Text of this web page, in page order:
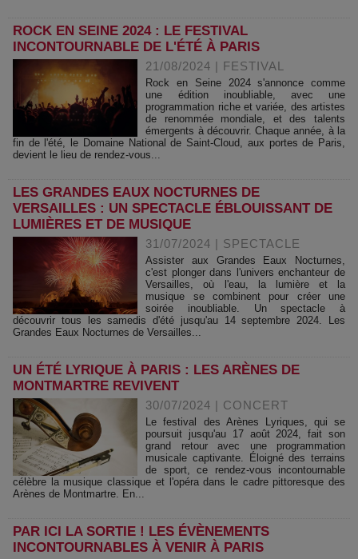
ROCK EN SEINE 2024 : LE FESTIVAL
INCONTOURNABLE DE L'ÉTÉ À PARIS
21/08/2024 | FESTIVAL
Rock en Seine 2024 s'annonce comme
une édition inoubliable, avec une
programmation riche et variée, des artistes
de renommée mondiale, et des talents
émergents à découvrir. Chaque année, à la
fin de l'été, le Domaine National de Saint-Cloud, aux portes de Paris,
devient le lieu de rendez-vous...
LES GRANDES EAUX NOCTURNES DE
VERSAILLES : UN SPECTACLE ÉBLOUISSANT DE
LUMIÈRES ET DE MUSIQUE
31/07/2024 | SPECTACLE
Assister aux Grandes Eaux Nocturnes,
c'est plonger dans l'univers enchanteur de
Versailles, où l'eau, la lumière et la
musique se combinent pour créer une
soirée inoubliable. Un spectacle à
découvrir tous les samedis d'été jusqu'au 14 septembre 2024. Les
Grandes Eaux Nocturnes de Versailles...
UN ÉTÉ LYRIQUE À PARIS : LES ARÈNES DE
MONTMARTRE REVIVENT
30/07/2024 | CONCERT
Le festival des Arènes Lyriques, qui se
poursuit jusqu'au 17 août 2024, fait son
grand retour avec une programmation
musicale captivante. Éloigné des terrains
de sport, ce rendez-vous incontournable
célèbre la musique classique et l'opéra dans le cadre pittoresque des
Arènes de Montmartre. En...
PAR ICI LA SORTIE ! LES ÉVÈNEMENTS
INCONTOURNABLES À VENIR À PARIS